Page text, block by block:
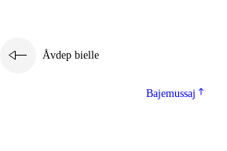
Åvdep bielle
Bajemussaj